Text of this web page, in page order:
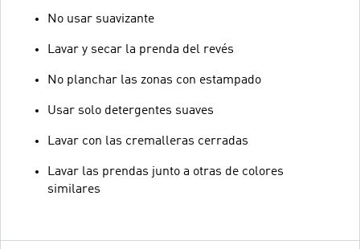
No usar suavizante
Lavar y secar la prenda del revés
No planchar las zonas con estampado
Usar solo detergentes suaves
Lavar con las cremalleras cerradas
Lavar las prendas junto a otras de colores
similares